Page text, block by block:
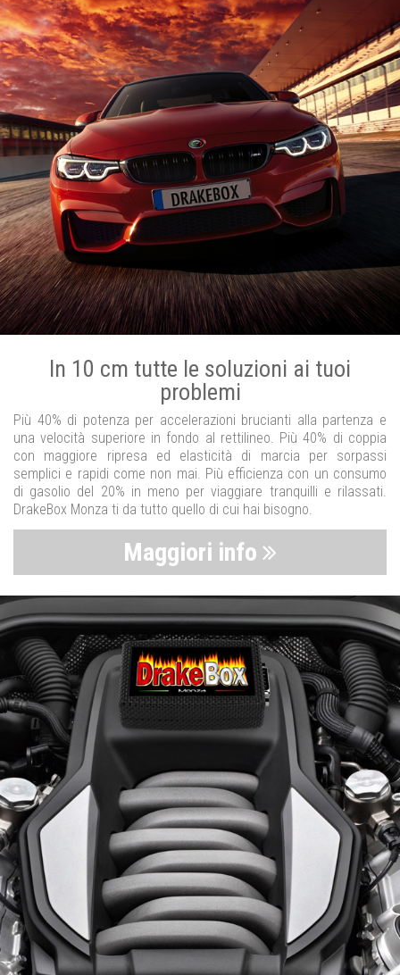
In 10 cm tutte le soluzioni ai tuoi
problemi
Più 40% di potenza per accelerazioni brucianti alla partenza e
una velocità superiore in fondo al rettilineo. Più 40% di coppia
con maggiore ripresa ed elasticità di marcia per sorpassi
semplici e rapidi come non mai. Più efficienza con un consumo
di gasolio del 20% in meno per viaggiare tranquilli e rilassati.
DrakeBox Monza ti da tutto quello di cui hai bisogno.
Maggiori info